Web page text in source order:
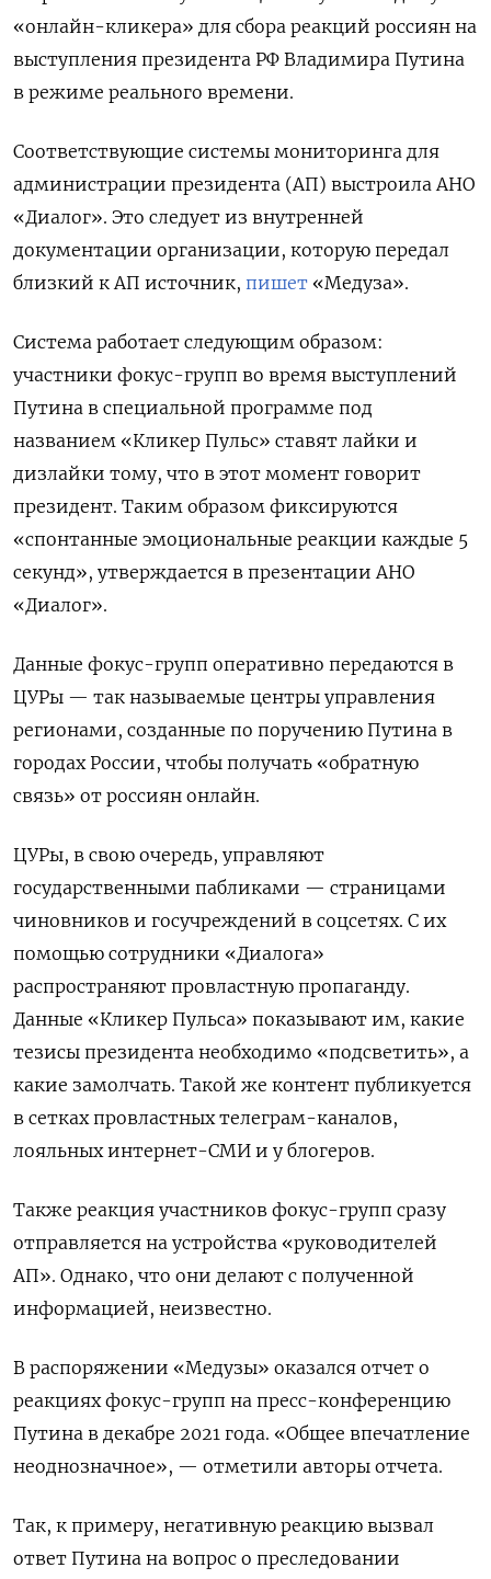
«онлайн-кликера» для сбора реакций россиян на
выступления президента РФ Владимира Путина
в режиме реального времени.
Соответствующие системы мониторинга для
администрации президента (АП) выстроила АНО
«Диалог». Это следует из внутренней
документации организации, которую передал
близкий к АП источник, пишет «Медуза».
Система работает следующим образом:
участники фокус-групп во время выступлений
Путина в специальной программе под
названием «Кликер Пульс» ставят лайки и
дизлайки тому, что в этот момент говорит
президент. Таким образом фиксируются
«спонтанные эмоциональные реакции каждые 5
секунд», утверждается в презентации АНО
«Диалог».
Данные фокус-групп оперативно передаются в
ЦУРы — так называемые центры управления
регионами, созданные по поручению Путина в
городах России, чтобы получать «обратную
связь» от россиян онлайн.
ЦУРы, в свою очередь, управляют
государственными пабликами — страницами
чиновников и госучреждений в соцсетях. С их
помощью сотрудники «Диалога»
распространяют провластную пропаганду.
Данные «Кликер Пульса» показывают им, какие
тезисы президента необходимо «подсветить», а
какие замолчать. Такой же контент публикуется
в сетках провластных телеграм-каналов,
лояльных интернет-СМИ и у блогеров.
Также реакция участников фокус-групп сразу
отправляется на устройства «руководителей
АП». Однако, что они делают с полученной
информацией, неизвестно.
В распоряжении «Медузы» оказался отчет о
реакциях фокус-групп на пресс-конференцию
Путина в декабре 2021 года. «Общее впечатление
неоднозначное», — отметили авторы отчета.
Так, к примеру, негативную реакцию вызвал
ответ Путина на вопрос о преследовании